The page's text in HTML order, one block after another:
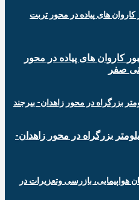
کاروان های پیاده در محور
صفر
بی وقفه برای ساخت ۳۶ کیلومتر بزرگراه در محور زاهدان-